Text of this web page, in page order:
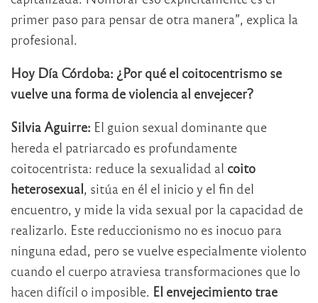
primer paso para pensar de otra manera”, explica la
profesional.
Hoy Día Córdoba: ¿Por qué el coitocentrismo se
vuelve una forma de violencia al envejecer?
Silvia Aguirre: El guion sexual dominante que
hereda el patriarcado es profundamente
coitocentrista: reduce la sexualidad al coito
heterosexual, sitúa en él el inicio y el fin del
encuentro, y mide la vida sexual por la capacidad de
realizarlo. Este reduccionismo no es inocuo para
ninguna edad, pero se vuelve especialmente violento
cuando el cuerpo atraviesa transformaciones que lo
hacen difícil o imposible. El envejecimiento trae